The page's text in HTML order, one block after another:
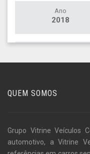
Ano
2018
QUEM SOMOS
Grupo Vitrine Veículos
automotivo, a Vitrine